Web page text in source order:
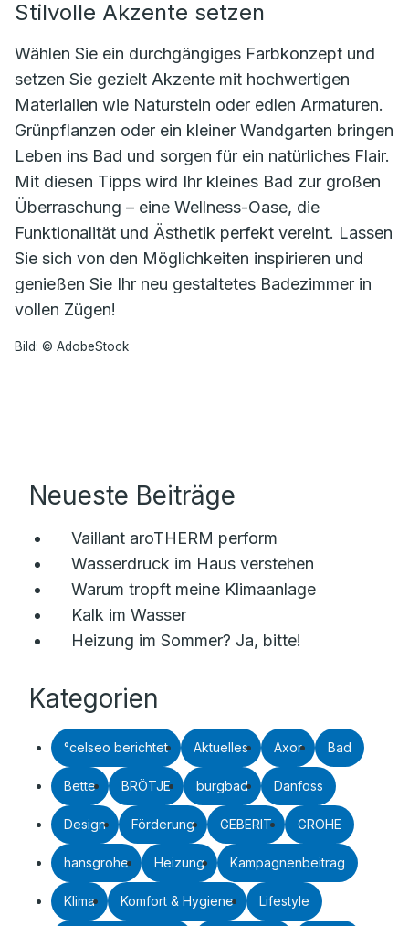
Stilvolle Akzente setzen
Wählen Sie ein durchgängiges Farbkonzept und
setzen Sie gezielt Akzente mit hochwertigen
Materialien wie Naturstein oder edlen Armaturen.
Grünpflanzen oder ein kleiner Wandgarten bringen
Leben ins Bad und sorgen für ein natürliches Flair.
Mit diesen Tipps wird Ihr kleines Bad zur großen
Überraschung – eine Wellness-Oase, die
Funktionalität und Ästhetik perfekt vereint. Lassen
Sie sich von den Möglichkeiten inspirieren und
genießen Sie Ihr neu gestaltetes Badezimmer in
vollen Zügen!
Bild: © AdobeStock
Neueste Beiträge
Vaillant aroTHERM perform
Wasserdruck im Haus verstehen
Warum tropft meine Klimaanlage
Kalk im Wasser
Heizung im Sommer? Ja, bitte!
Kategorien
°celseo berichtet Aktuelles Axor Bad
Bette BRÖTJE burgbad Danfoss
Design Förderung GEBERIT GROHE
hansgrohe Heizung Kampagnenbeitrag
Klima Komfort & Hygiene Lifestyle